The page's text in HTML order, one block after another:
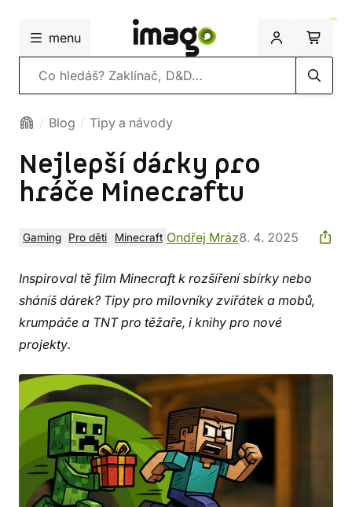
menu
Vyhledávání
Blog Tipy a návody
Nejlepší dárky pro
hráče Minecraftu
Gaming Pro děti Minecraft Ondřej Mráz8. 4. 2025
Inspiroval tě film Minecraft k rozšíření sbírky nebo
sháníš dárek? Tipy pro milovníky zvířátek a mobů,
krumpáče a TNT pro těžaře, i knihy pro nové
projekty.